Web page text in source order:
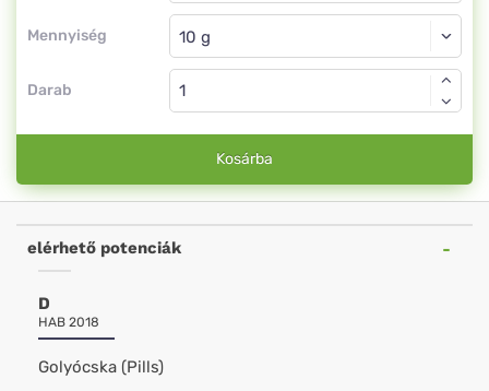
Mennyiség
Golyócska
Darab
Kosárba
elérhető potenciák
D
HAB 2018
Golyócska (Pills)